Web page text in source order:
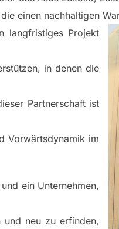
einen nachhaltigen
langfristiges Projekt
in denen die
Partnerschaft ist
Vorwärtsdynamik im
ein Unternehmen,
und neu zu erfinden,